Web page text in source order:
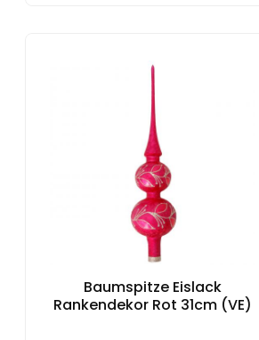
Baumspitze Eislack
Rankendekor Rot 31cm (VE)